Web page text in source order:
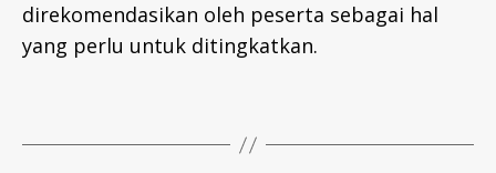
direkomendasikan oleh peserta sebagai hal
yang perlu untuk ditingkatkan.
lt
h
b